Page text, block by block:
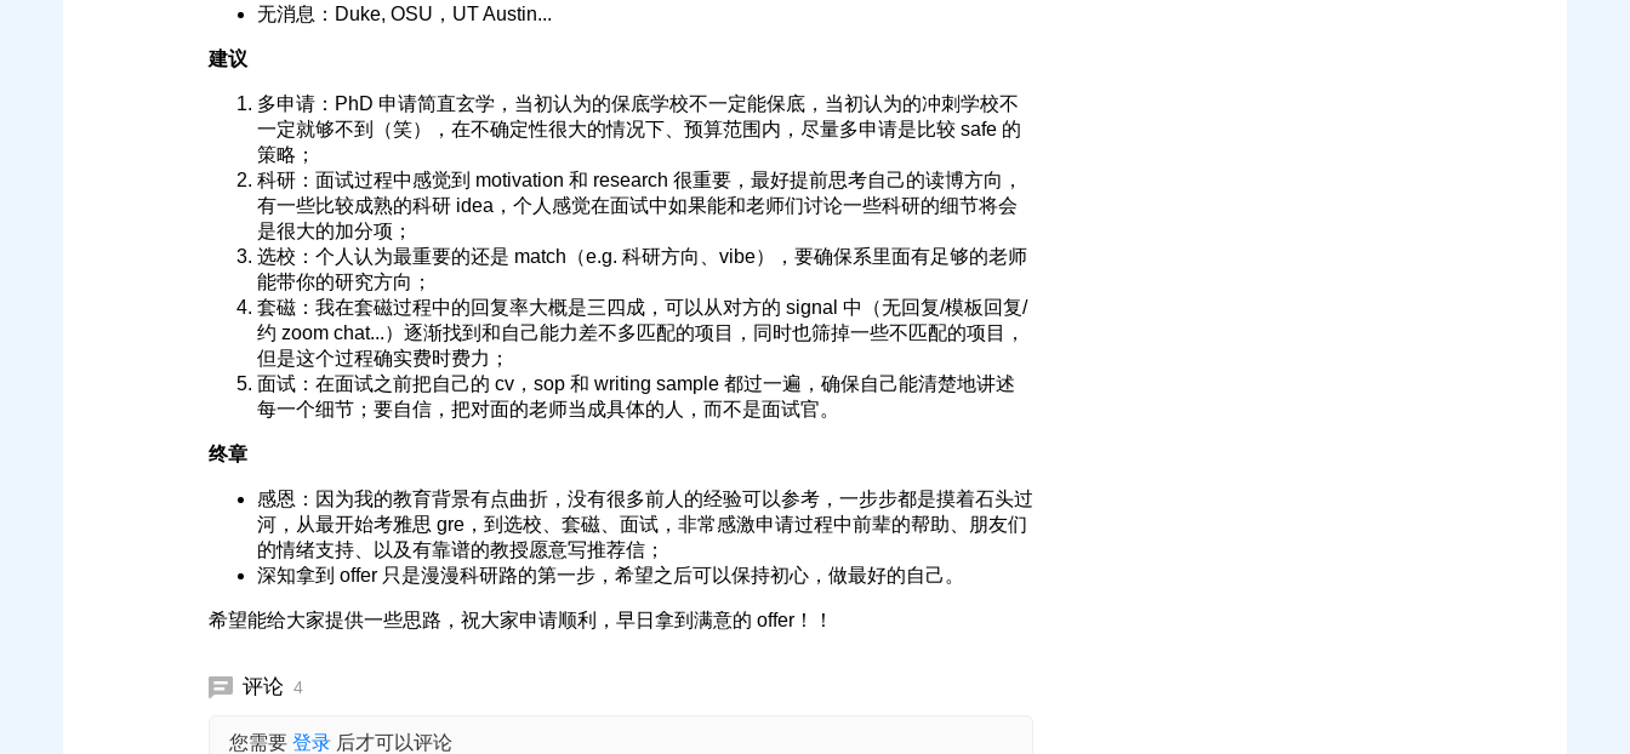
无消息：Duke, OSU，UT Austin...
建议
多申请：PhD 申请简直玄学，当初认为的保底学校不一定能保底，当初认为的冲刺学校不
一定就够不到（笑），在不确定性很大的情况下、预算范围内，尽量多申请是比较 safe 的
策略；
科研：面试过程中感觉到 motivation 和 research 很重要，最好提前思考自己的读博方向，
有一些比较成熟的科研 idea，个人感觉在面试中如果能和老师们讨论一些科研的细节将会
是很大的加分项；
选校：个人认为最重要的还是 match（e.g. 科研方向、vibe），要确保系里面有足够的老师
能带你的研究方向；
套磁：我在套磁过程中的回复率大概是三四成，可以从对方的 signal 中（无回复/模板回复/
约 zoom chat...）逐渐找到和自己能力差不多匹配的项目，同时也筛掉一些不匹配的项目，
但是这个过程确实费时费力；
面试：在面试之前把自己的 cv，sop 和 writing sample 都过一遍，确保自己能清楚地讲述
每一个细节；要自信，把对面的老师当成具体的人，而不是面试官。
终章
感恩：因为我的教育背景有点曲折，没有很多前人的经验可以参考，一步步都是摸着石头过
河，从最开始考雅思 gre，到选校、套磁、面试，非常感激申请过程中前辈的帮助、朋友们
的情绪支持、以及有靠谱的教授愿意写推荐信；
深知拿到 offer 只是漫漫科研路的第一步，希望之后可以保持初心，做最好的自己。
希望能给大家提供一些思路，祝大家申请顺利，早日拿到满意的 offer！！
评论 4
您需要 登录 后才可以评论